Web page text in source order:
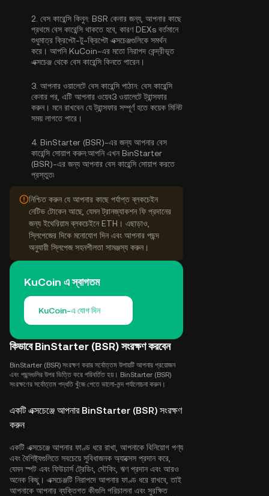
2. বেস কারেন্সি কিনুন: BSR কেনার জন্য, আপনার কাছে
প্রথমে বেস কারেন্সি থাকতে হবে, কারণ DEXs বর্তমানে
শুধুমাত্র ক্রিপ্টো-টু-ক্রিপ্টো এক্সচেঞ্জগুলিকে সমর্থন
করে। আপনি KuCoin-এর মতো নিরাপদ কেন্দ্রীভূত
এক্সচেঞ্জ থেকে বেস কারেন্সি কিনতে পারেন।
3. আপনার ওয়ালেটে বেস কারেন্সি পাঠান: বেস কারেন্সি
কেনার পর, এটি আপনার ওয়েব3 ওয়ালেটে ট্রান্সফার
করুন। মনে রাখবেন যে ট্রান্সফার সম্পূর্ণ হতে কয়েক মিনিট
সময় লাগতে পারে।
4. BinStarter (BSR)-এর জন্য আপনার বেস
কারেন্সি সোয়াপ করুন:আপনি এখন BinStarter
(BSR)-এর জন্য আপনার বেস কারেন্সি সোয়াপ করতে
প্রস্তুত৷
নিশ্চিত করুন যে আপনার কাছে পর্যাপ্ত ব্লকচেইন
নেটিভ টোকেন আছে, যেমন ট্রানজ্যাকশন ফি প্রদানের
জন্য ইথেরিয়াম ব্লকচেইনে ETH। এছাড়াও,
স্লিপেজের দিকে মনোযোগ দিন এবং আপনার পছন্দ
অনুযায়ী স্লিপেজ সহনশীলতা সামঞ্জস্য করুন।
KuCoin এ স্বাগতম
KuCoin-এ যোগ দিন
কিভাবে BinStarter (BSR) সংরক্ষণ করবেন
BinStarter (BSR) সংরক্ষণ করার সর্বোত্তম উপায়টি আপনার প্রয়োজন
এবং পছন্দগুলির উপর ভিত্তি করে পরিবর্তিত হয়। BinStarter (BSR)
সংরক্ষণের সর্বোত্তম পদ্ধতি খুঁজে পেতে ভালো-মন্দ পর্যালোচনা করুন।
একটি এক্সচেঞ্জে আপনার BinStarter (BSR) সংরক্ষণ
করুন
একটি এক্সচেঞ্জে আপনার ফাণ্ড ধরে রাখা, আপনাকে বিনিয়োগ পণ্য
এবং বৈশিষ্ট্যগুলিতে সবচেয়ে সুবিধাজনক অ্যাক্সেস প্রদান করে,
যেমন স্পট এবং ফিউচার্স ট্রেডিং, স্টেকিং, ঋণ প্রদান এবং আরও
অনেক কিছু। এক্সচেঞ্জটি নিরাপদে আপনার ফাণ্ড ধরে রাখবে, তাই
আপনাকে আপনার ব্যক্তিগত কীগুলি পরিচালনা এবং সুরক্ষিত